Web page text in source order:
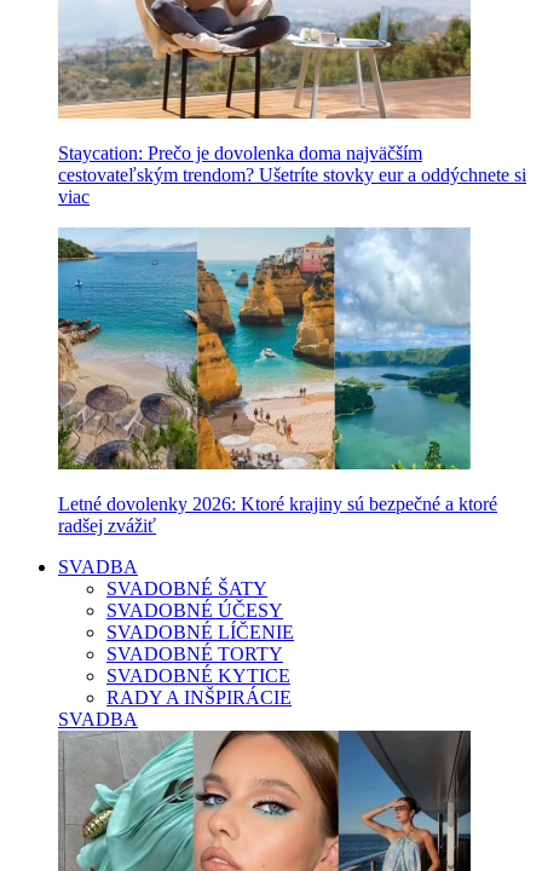
Staycation: Prečo je dovolenka doma najväčším
cestovateľským trendom? Ušetríte stovky eur a oddýchnete si
viac
Letné dovolenky 2026: Ktoré krajiny sú bezpečné a ktoré
radšej zvážiť
SVADBA
SVADOBNÉ ŠATY
SVADOBNÉ ÚČESY
SVADOBNÉ LÍČENIE
SVADOBNÉ TORTY
SVADOBNÉ KYTICE
RADY A INŠPIRÁCIE
SVADBA